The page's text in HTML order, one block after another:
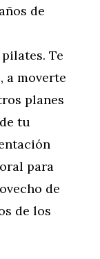
de
Te
a moverte
planes
tu
para
de
de los